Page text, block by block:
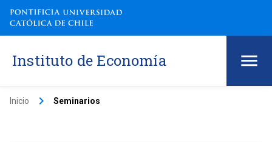
Instituto de Economía
Inicio keyboard_arrow_right Seminarios